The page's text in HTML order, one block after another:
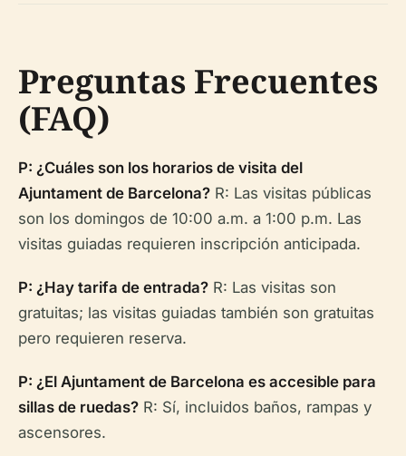
Preguntas Frecuentes
(FAQ)
P: ¿Cuáles son los horarios de visita del
Ajuntament de Barcelona? R: Las visitas públicas
son los domingos de 10:00 a.m. a 1:00 p.m. Las
visitas guiadas requieren inscripción anticipada.
P: ¿Hay tarifa de entrada? R: Las visitas son
gratuitas; las visitas guiadas también son gratuitas
pero requieren reserva.
P: ¿El Ajuntament de Barcelona es accesible para
sillas de ruedas? R: Sí, incluidos baños, rampas y
ascensores.